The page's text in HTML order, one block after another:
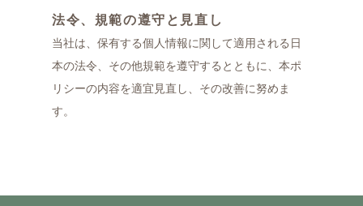
法令、規範の遵守と見直し
当社は、保有する個人情報に関して適用される日
本の法令、その他規範を遵守するとともに、本ポ
リシーの内容を適宜見直し、その改善に努めま
す。